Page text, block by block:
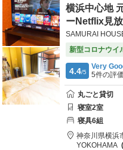
横浜中心地
ーNetflix見
SAMURAI
新型コロナウイ
4.4/5
Very
5件の評価
丸ごと貸切
寝室2室
寝具6組
神奈川県横浜
YOKOHAMA